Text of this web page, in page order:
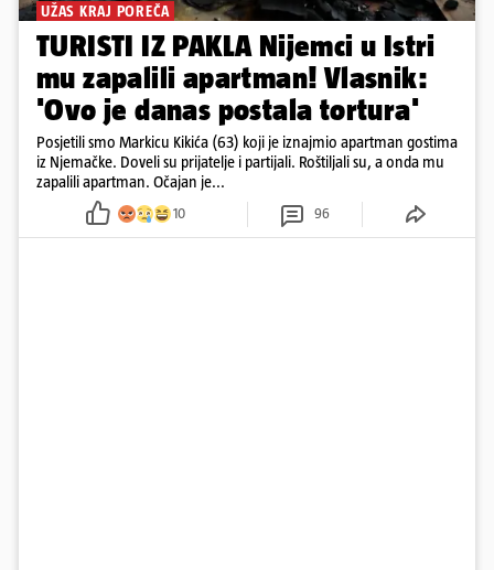
UŽAS KRAJ POREČA
TURISTI IZ PAKLA Nijemci u Istri
mu zapalili apartman! Vlasnik:
'Ovo je danas postala tortura'
Posjetili smo Markicu Kikića (63) koji je iznajmio apartman gostima
iz Njemačke. Doveli su prijatelje i partijali. Roštiljali su, a onda mu
zapalili apartman. Očajan je...
10 96